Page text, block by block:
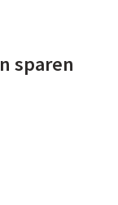
sparen